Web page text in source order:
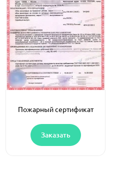
Пожарный сертификат
Заказать